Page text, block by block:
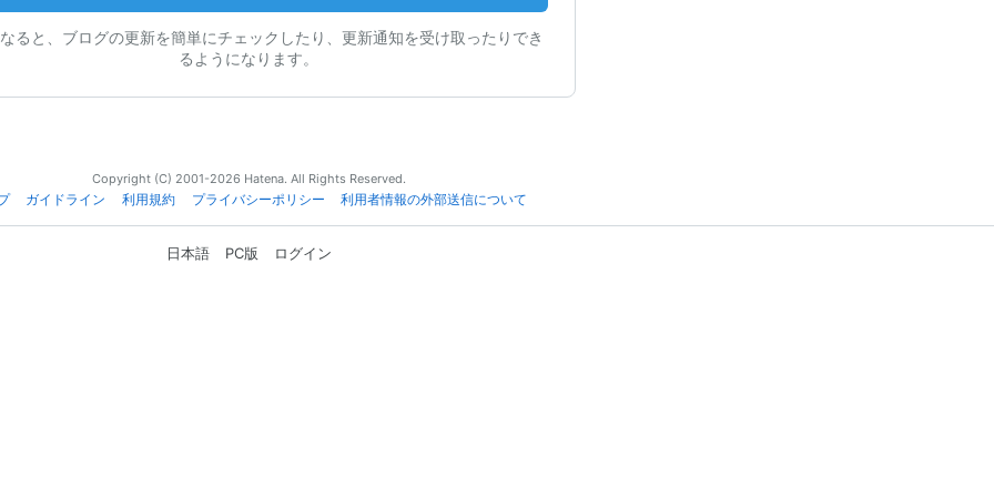
ると、ブログの更新を簡単にチェックしたり、更新通知を受け取ったりでき
るようになります。
Copyright (C) 2001-2026 Hatena. All Rights Reserved.
ガイドライン 利用規約 プライバシーポリシー 利用者情報の外部送信について
日本語 PC版 ログイン